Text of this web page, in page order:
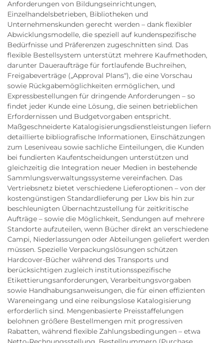
Anforderungen von Bildungseinrichtungen,
Einzelhandelsbetrieben, Bibliotheken und
Unternehmenskunden gerecht werden – dank flexibler
Abwicklungsmodelle, die speziell auf kundenspezifische
Bedürfnisse und Präferenzen zugeschnitten sind. Das
flexible Bestellsystem unterstützt mehrere Kaufmethoden,
darunter Daueraufträge für fortlaufende Buchreihen,
Freigabeverträge („Approval Plans“), die eine Vorschau
sowie Rückgabemöglichkeiten ermöglichen, und
Expressbestellungen für dringende Anforderungen – so
findet jeder Kunde eine Lösung, die seinen betrieblichen
Erfordernissen und Budgetvorgaben entspricht.
Maßgeschneiderte Katalogisierungsdienstleistungen liefern
detaillierte bibliografische Informationen, Einschätzungen
zum Leseniveau sowie sachliche Einteilungen, die Kunden
bei fundierten Kaufentscheidungen unterstützen und
gleichzeitig die Integration neuer Medien in bestehende
Sammlungsverwaltungssysteme vereinfachen. Das
Vertriebsnetz bietet verschiedene Lieferoptionen – von der
kostengünstigen Standardlieferung per Lkw bis hin zur
beschleunigten Übernachtzustellung für zeitkritische
Aufträge – sowie die Möglichkeit, Sendungen auf mehrere
Standorte aufzuteilen, wenn Bücher direkt an verschiedene
Campi, Niederlassungen oder Abteilungen geliefert werden
müssen. Spezielle Verpackungslösungen schützen
Hardcover-Bücher während des Transports und
berücksichtigen zugleich institutionsspezifische
Etikettierungsanforderungen, Verarbeitungsvorgaben
sowie Handhabungsanweisungen, die für einen effizienten
Wareneingang und eine reibungslose Katalogisierung
erforderlich sind. Mengenbasierte Preisstaffelungen
belohnen größere Bestellmengen mit progressiven
Rabatten, während flexible Zahlungsbedingungen – etwa